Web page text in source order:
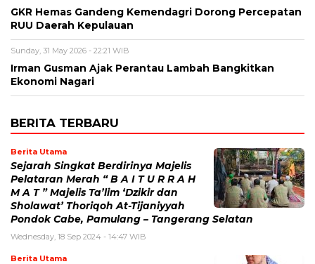
GKR Hemas Gandeng Kemendagri Dorong Percepatan
RUU Daerah Kepulauan
Sunday, 31 May 2026 - 22:21 WIB
Irman Gusman Ajak Perantau Lambah Bangkitkan
Ekonomi Nagari
BERITA TERBARU
Berita Utama
Sejarah Singkat Berdirinya Majelis
Pelataran Merah “ B A I T U R R A H
M A T ” Majelis Ta’lim ‘Dzikir dan
Sholawat’ Thoriqoh At-Tijaniyyah
Pondok Cabe, Pamulang – Tangerang Selatan
Wednesday, 18 Sep 2024 - 14:47 WIB
Berita Utama